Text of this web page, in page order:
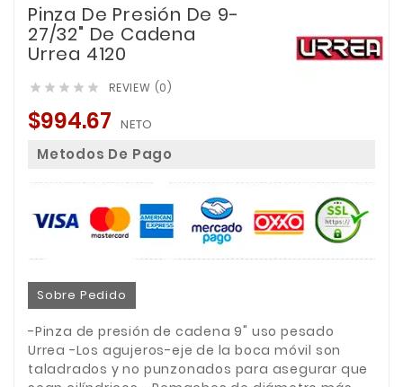
Pinza De Presión De 9-
27/32" De Cadena
Urrea 4120
     REVIEW (0)
$994.67 NETO
Metodos De Pago
Sobre Pedido
-Pinza de presión de cadena 9" uso pesado
Urrea -Los agujeros-eje de la boca móvil son
taladrados y no punzonados para asegurar que